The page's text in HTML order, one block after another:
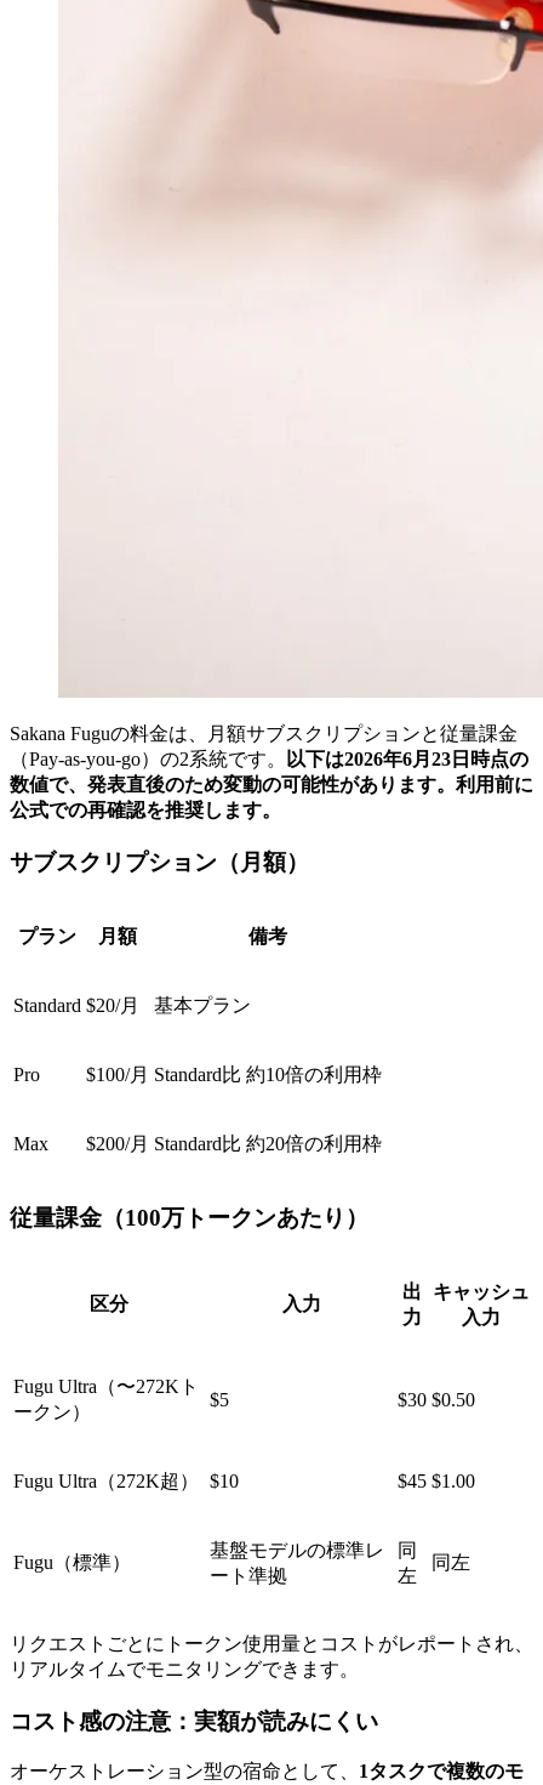
Sakana Fuguの料金は、月額サブスクリプションと従量課金
（Pay-as-you-go）の2系統です。
以下は2026年6月23日時点の
数値で、発表直後のため変動の可能性があります。利用前に
公式での再確認を推奨します。
サブスクリプション（月額）
プラン 月額 備考
Standard $20/月 基本プラン
Pro $100/月 Standard比 約10倍の利用枠
Max $200/月 Standard比 約20倍の利用枠
従量課金（100万トークンあたり）
区分 入力
出
力
キャッシュ
入力
Fugu Ultra（〜272Kト
ークン）
$5 $30 $0.50
Fugu Ultra（272K超） $10 $45 $1.00
Fugu（標準）
基盤モデルの標準レ
ート準拠
同
左
同左
リクエストごとにトークン使用量とコストがレポートされ、
リアルタイムでモニタリングできます。
コスト感の注意：実額が読みにくい
オーケストレーション型の宿命として、 1タスクで複数のモ